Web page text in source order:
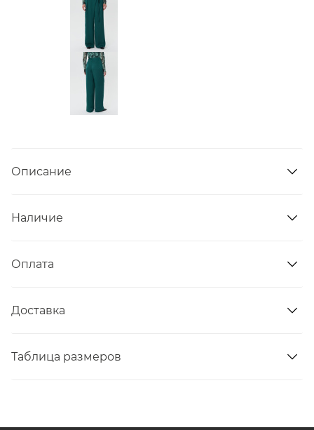
Описание
Наличие
Оплата
Доставка
Таблица размеров